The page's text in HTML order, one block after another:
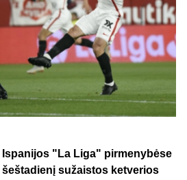
Ispanijos "La Liga" pirmenybėse
šeštadienį sužaistos ketverios